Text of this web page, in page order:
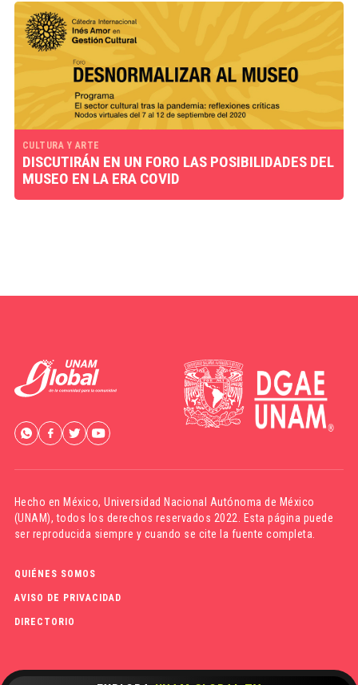
CULTURA Y ARTE
DISCUTIRÁN EN UN FORO LAS POSIBILIDADES DEL
MUSEO EN LA ERA COVID
Hecho en México,Universidad Nacional Autónoma de México
(UNAM), todos los derechos reservados 2022. Esta página puede
ser reproducida siempre y cuando se cite la fuente completa.
QUIÉNES SOMOS
AVISO DE PRIVACIDAD
DIRECTORIO